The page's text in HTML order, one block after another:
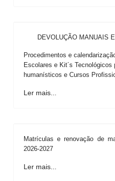
DEVOLUÇÃO MANUAIS
Procedimentos e
Escolares e Kit´s
humanísticos e Cursos
Ler mais...
Matrículas e renovação de
2026-2027
Ler mais...